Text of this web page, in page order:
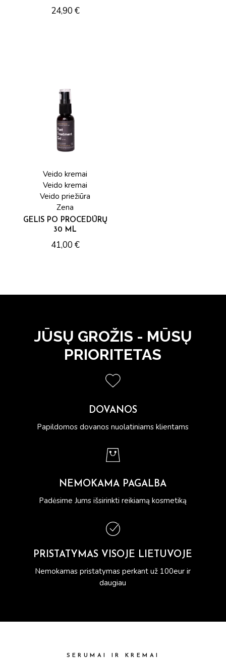
24,90 €
Veido kremai
Veido kremai
Veido priežiūra
Zena
GELIS PO PROCEDŪRŲ
30 ML
41,00 €
JŪSŲ GROŽIS - MŪSŲ
PRIORITETAS
DOVANOS
Papildomos dovanos nuolatiniams klientams
NEMOKAMA PAGALBA
Padėsime Jums išsirinkti reikiamą kosmetiką
PRISTATYMAS VISOJE LIETUVOJE
Nemokamas pristatymas perkant už 100eur ir
daugiau
SERUMAI IR KREMAI